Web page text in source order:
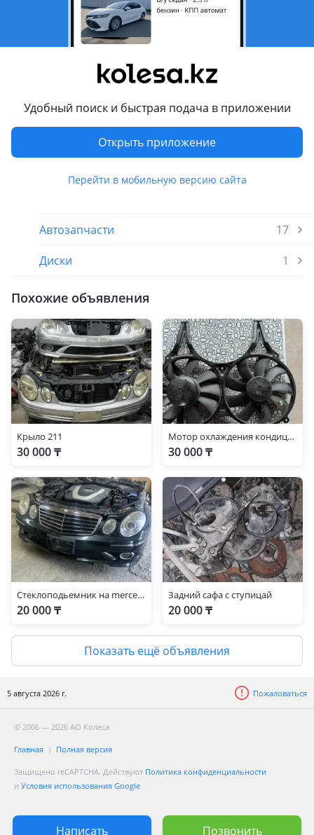
Удобный поиск и быстрая подача в приложении
Открыть приложение
Перейти в мобильную версию сайта
Продам крылья на выбор разных цветов
Другие объявления продавца
Автозапчасти
17
Диски
1
Похожие объявления
Крыло 211
30 000 ₸
Мотор охлаждения кондиционера мерседес 210 кузов
30 000 ₸
Стеклоподьемник на mercedes w211
20 000 ₸
Задний сафа с ступицай
20 000 ₸
Показать ещё объявления
5 августа 2026 г. Пожаловаться
Написать Позвонить
© 2006 — 2026 АО Колеса
Главная Полная версия
Защищено reCAPTCHA. Действуют Политика конфиденциальности
и Условия использования Google